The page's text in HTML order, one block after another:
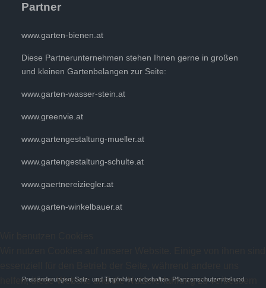
Partner
www.garten-bienen.at
Diese Partnerunternehmen stehen Ihnen gerne in großen
und kleinen Gartenbelangen zur Seite:
www.garten-wasser-stein.at
www.greenvie.at
www.gartengestaltung-mueller.at
www.gartengestaltung-schulte.at
www.gaertnereiziegler.at
www.garten-winkelbauer.at
Preisänderungen, Satz- und Tippfehler vorbehalten. Pflanzenschutzmittel und
helfen, diese Website und die Nutzererfahrung zu verbessern